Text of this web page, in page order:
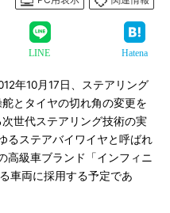
LINE Hatena
年10月17日、ステアリング
とタイヤの切れ角の変更を
世代ステアリング技術の実
るステアバイワイヤと呼ばれ
高級車ブランド「インフィニ
車両に採用する予定であ